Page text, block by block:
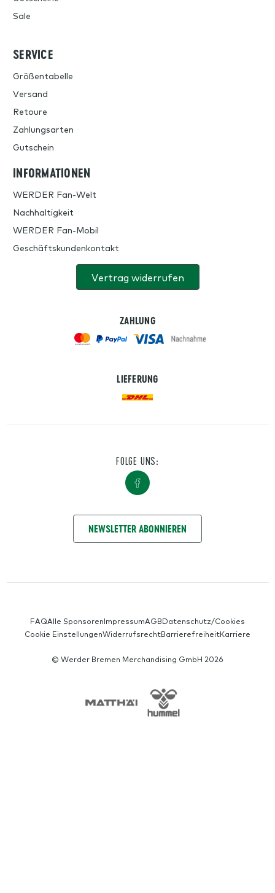
Sale
SERVICE
Größentabelle
Versand
Retoure
Zahlungsarten
Gutschein
INFORMATIONEN
WERDER Fan-Welt
Nachhaltigkeit
WERDER Fan-Mobil
Geschäftskundenkontakt
Vertrag widerrufen
ZAHLUNG
LIEFERUNG
FOLGE UNS:
NIMM KONTAKT AUFNEWSLETTER ABONNIEREN
SERVICE-NAVIGATION
FAQAlle SponsorenImpressumAGBDatenschutz/Cookies
Cookie EinstellungenWiderrufsrechtBarrierefreiheitKarriere
© Werder Bremen Merchandising GmbH 2026